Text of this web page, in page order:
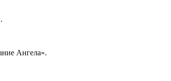
Ангела».